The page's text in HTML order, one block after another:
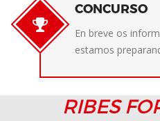
CONCURSO
En breve os
estamos
RIBES